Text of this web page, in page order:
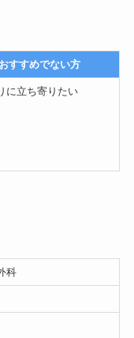
おすすめでない方
に立ち寄りたい
科